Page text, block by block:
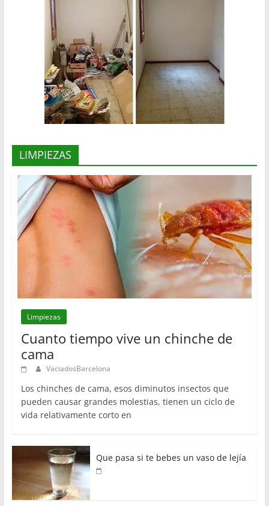
LIMPIEZAS
Limpiezas
Cuanto tiempo vive un chinche de
cama
VaciadosBarcelona
Los chinches de cama, esos diminutos insectos que
pueden causar grandes molestias, tienen un ciclo de
vida relativamente corto en
Que pasa si te bebes un vaso de lejía